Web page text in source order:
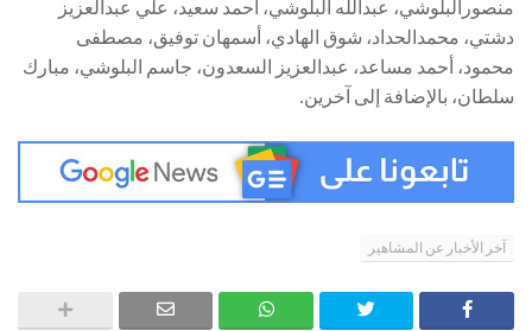
منصورالبلوشي، عبدالله البلوشي، أحمد سعيد، علي عبدالعزيز
دشتي، محمدالحداد، شوق الهادي، أسمهان توفيق، مصطفى
محمود، أحمد مساعد، عبدالعزيز السعدون، جاسم البلوشي، مبارك
سلطان، بالإضافة إلى آخرين.
آخر الأخبار عن المشاهير